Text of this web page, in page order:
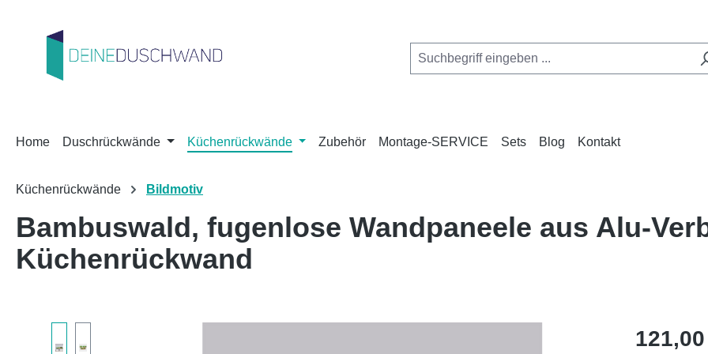
Home Duschrückwände Küchenrückwände Zubehör Montage-SERVICE Sets Blog Kontakt
Küchenrückwände Bildmotiv
Bambuswald, fugenlose Wandpaneele aus Alu-
Küchenrückwand
Regulärer